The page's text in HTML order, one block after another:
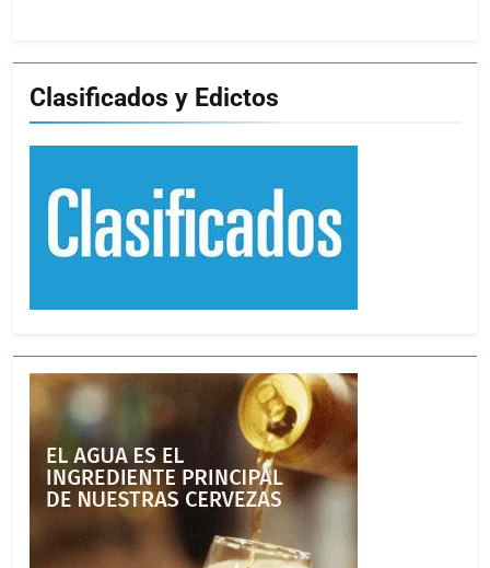
Clasificados y Edictos